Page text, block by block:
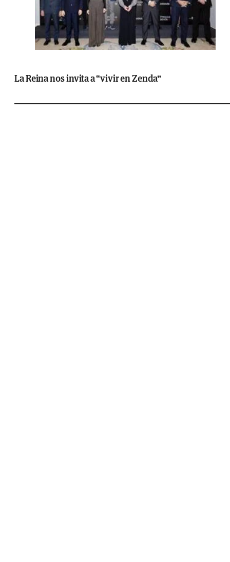
La Reina nos invita a “vivir en Zenda”